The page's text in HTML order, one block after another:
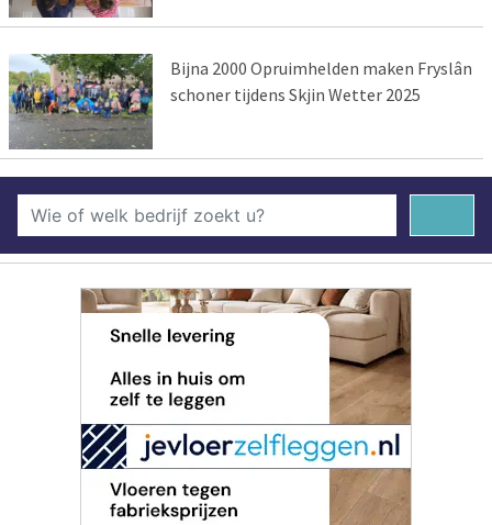
Bijna 2000 Opruimhelden maken Fryslân
schoner tijdens Skjin Wetter 2025